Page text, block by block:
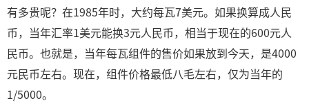
有多贵呢？在1985年时，大约每瓦7美元。如果换算成人民
币，当年汇率1美元能换3元人民币，相当于现在的600元人
民币。也就是，当年每瓦组件的售价如果放到今天，是4000
元民币左右。现在，组件价格最低八毛左右，仅为当年的
1/5000。